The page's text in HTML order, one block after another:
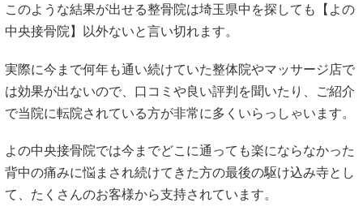
このような結果が出せる整骨院は埼玉県中を探しても【よの
中央接骨院】以外ないと言い切れます。
実際に今まで何年も通い続けていた整体院やマッサージ店で
は効果が出ないので、口コミや良い評判を聞いたり、ご紹介
で当院に転院されている方が非常に多くいらっしゃいます。
よの中央接骨院では今までどこに通っても楽にならなかった
背中の痛みに悩まされ続けてきた方の最後の駆け込み寺とし
て、たくさんのお客様から支持されています。